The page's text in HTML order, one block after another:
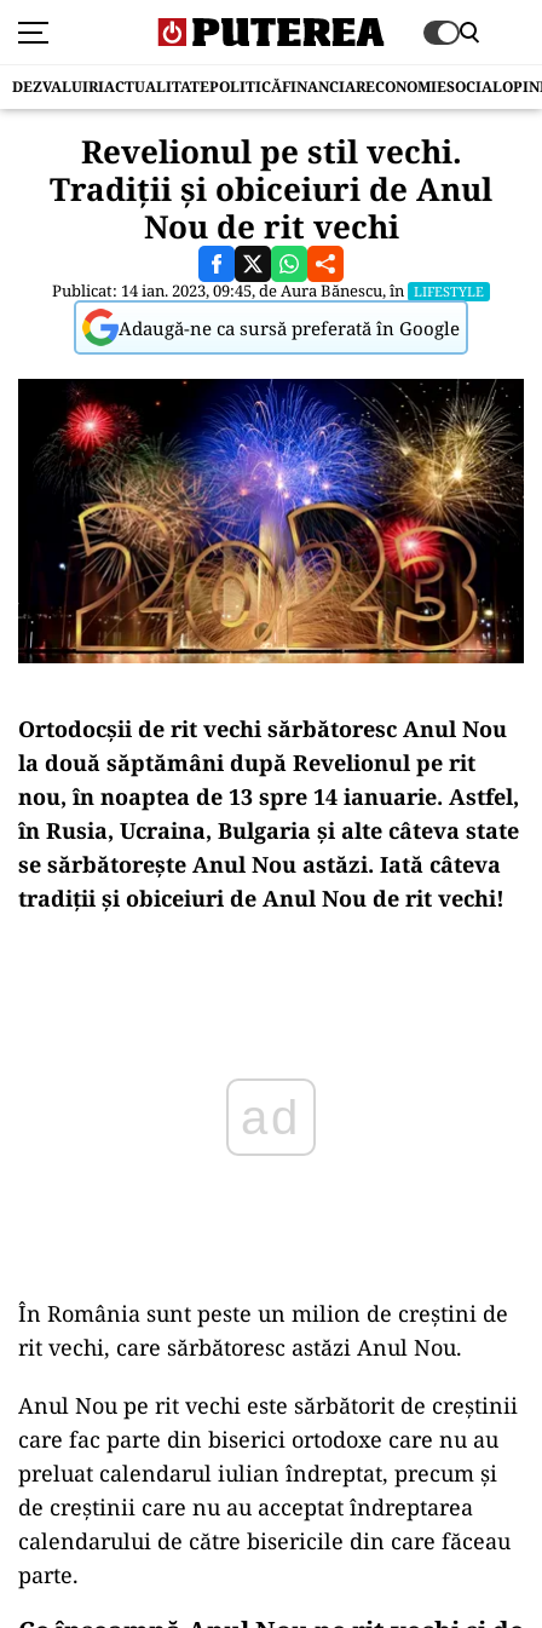
DEZVALUIRIACTUALITATEPOLITICĂFINANCIARECONOMIESOCIAL
Revelionul pe stil vechi.
Tradiţii şi obiceiuri de Anul
Nou de rit vechi
Publicat: 14 ian. 2023, 09:45, deAura Bănescu, în LIFESTYLE
Adaugă-ne ca sursă preferată în Google
Ortodocşii de rit vechi sărbătoresc Anul Nou
la două săptămâni după Revelionul pe rit
nou, în noaptea de 13 spre 14 ianuarie. Astfel,
în Rusia, Ucraina, Bulgaria şi alte câteva state
se sărbătorește Anul Nou astăzi. Iată câteva
tradiții și obiceiuri de Anul Nou de rit vechi!
În România sunt peste un milion de creștini de
rit vechi, care sărbătoresc astăzi Anul Nou.
Anul Nou pe rit vechi este sărbătorit de creștinii
care fac parte din biserici ortodoxe care nu au
preluat calendarul iulian îndreptat, precum şi
de creştinii care nu au acceptat îndreptarea
calendarului de către bisericile din care făceau
parte.